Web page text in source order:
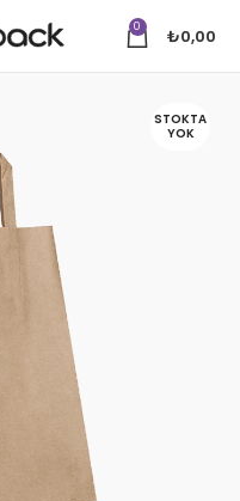
0 ₺0,00
STOKTA
YOK